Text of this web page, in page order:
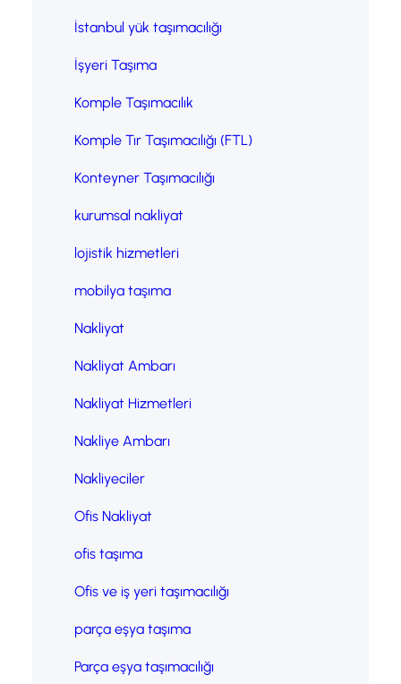
İstanbul yük taşımacılığı
İşyeri Taşıma
Komple Taşımacılık
Komple Tır Taşımacılığı (FTL)
Konteyner Taşımacılığı
kurumsal nakliyat
lojistik hizmetleri
mobilya taşıma
Nakliyat
Nakliyat Ambarı
Nakliyat Hizmetleri
Nakliye Ambarı
Nakliyeciler
Ofis Nakliyat
ofis taşıma
Ofis ve iş yeri taşımacılığı
parça eşya taşıma
Parça eşya taşımacılığı